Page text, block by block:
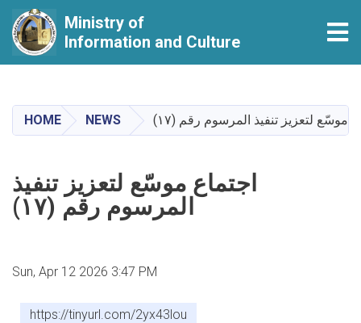
main
content
Ministry of
Information and Culture
HOME NEWS
اجتماع موسّع لتعزيز تنفيذ
Sun, Apr 12 2026 3:47 PM
https://tinyurl.com/2yx43lou